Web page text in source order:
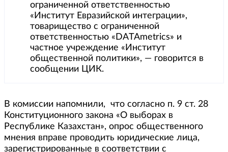
ограниченной ответственностью
«Институт Евразийской интеграции»,
товарищество с ограниченной
ответственностью «DATAmetrics» и
частное учреждение «Институт
общественной политики», — говорится в
сообщении ЦИК.
В комиссии напомнили, что согласно п. 9 ст. 28
Конституционного закона «О выборах в
Республике Казахстан», опрос общественного
мнения вправе проводить юридические лица,
зарегистрированные в соответствии с